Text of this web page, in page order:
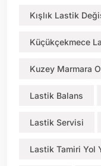
Kışlık Lastik
Küçükçekmece
Kuzey Marmara
Lastik Balans
Lastik Servisi
Lastik Tamiri Yol